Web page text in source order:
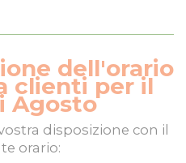
dell'orario
clienti per il
Agosto
disposizione con il
orario: